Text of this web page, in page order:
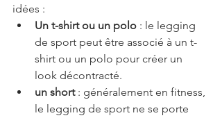
idées :
Un t-shirt ou un polo : le legging
de sport peut être associé à un t-
shirt ou un polo pour créer un
look décontracté.
un short : généralement en fitness,
le legging de sport ne se porte